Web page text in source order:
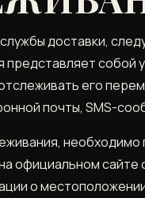
доставки,
собой
его
почты, SMS-
официальном
о